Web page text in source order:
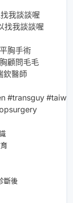
我談談喔
找我談談喔
胸手術
顧問毛毛
欽醫師
#transguy
斷後